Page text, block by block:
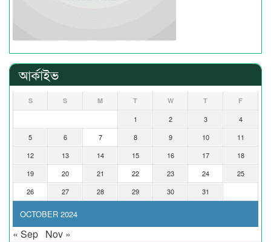
আর্কাইভ
OCTOBER 2024
S S M T W T F
1 2 3
4
5
6 7 8 9 10
11
12
13 14 15 16 17
18
19
20 21 22 23 24
25
26
27 28 29 30 31
« Sep Nov »